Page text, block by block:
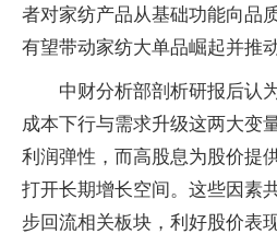
者对家纺产品从基础功能向品
有望带动家纺大单品崛起并推
中财分析部剖析研报后认
成本下行与需求升级这两大变
利润弹性，而高股息为股价提
打开长期增长空间。这些因素
步回流相关板块，利好股价表